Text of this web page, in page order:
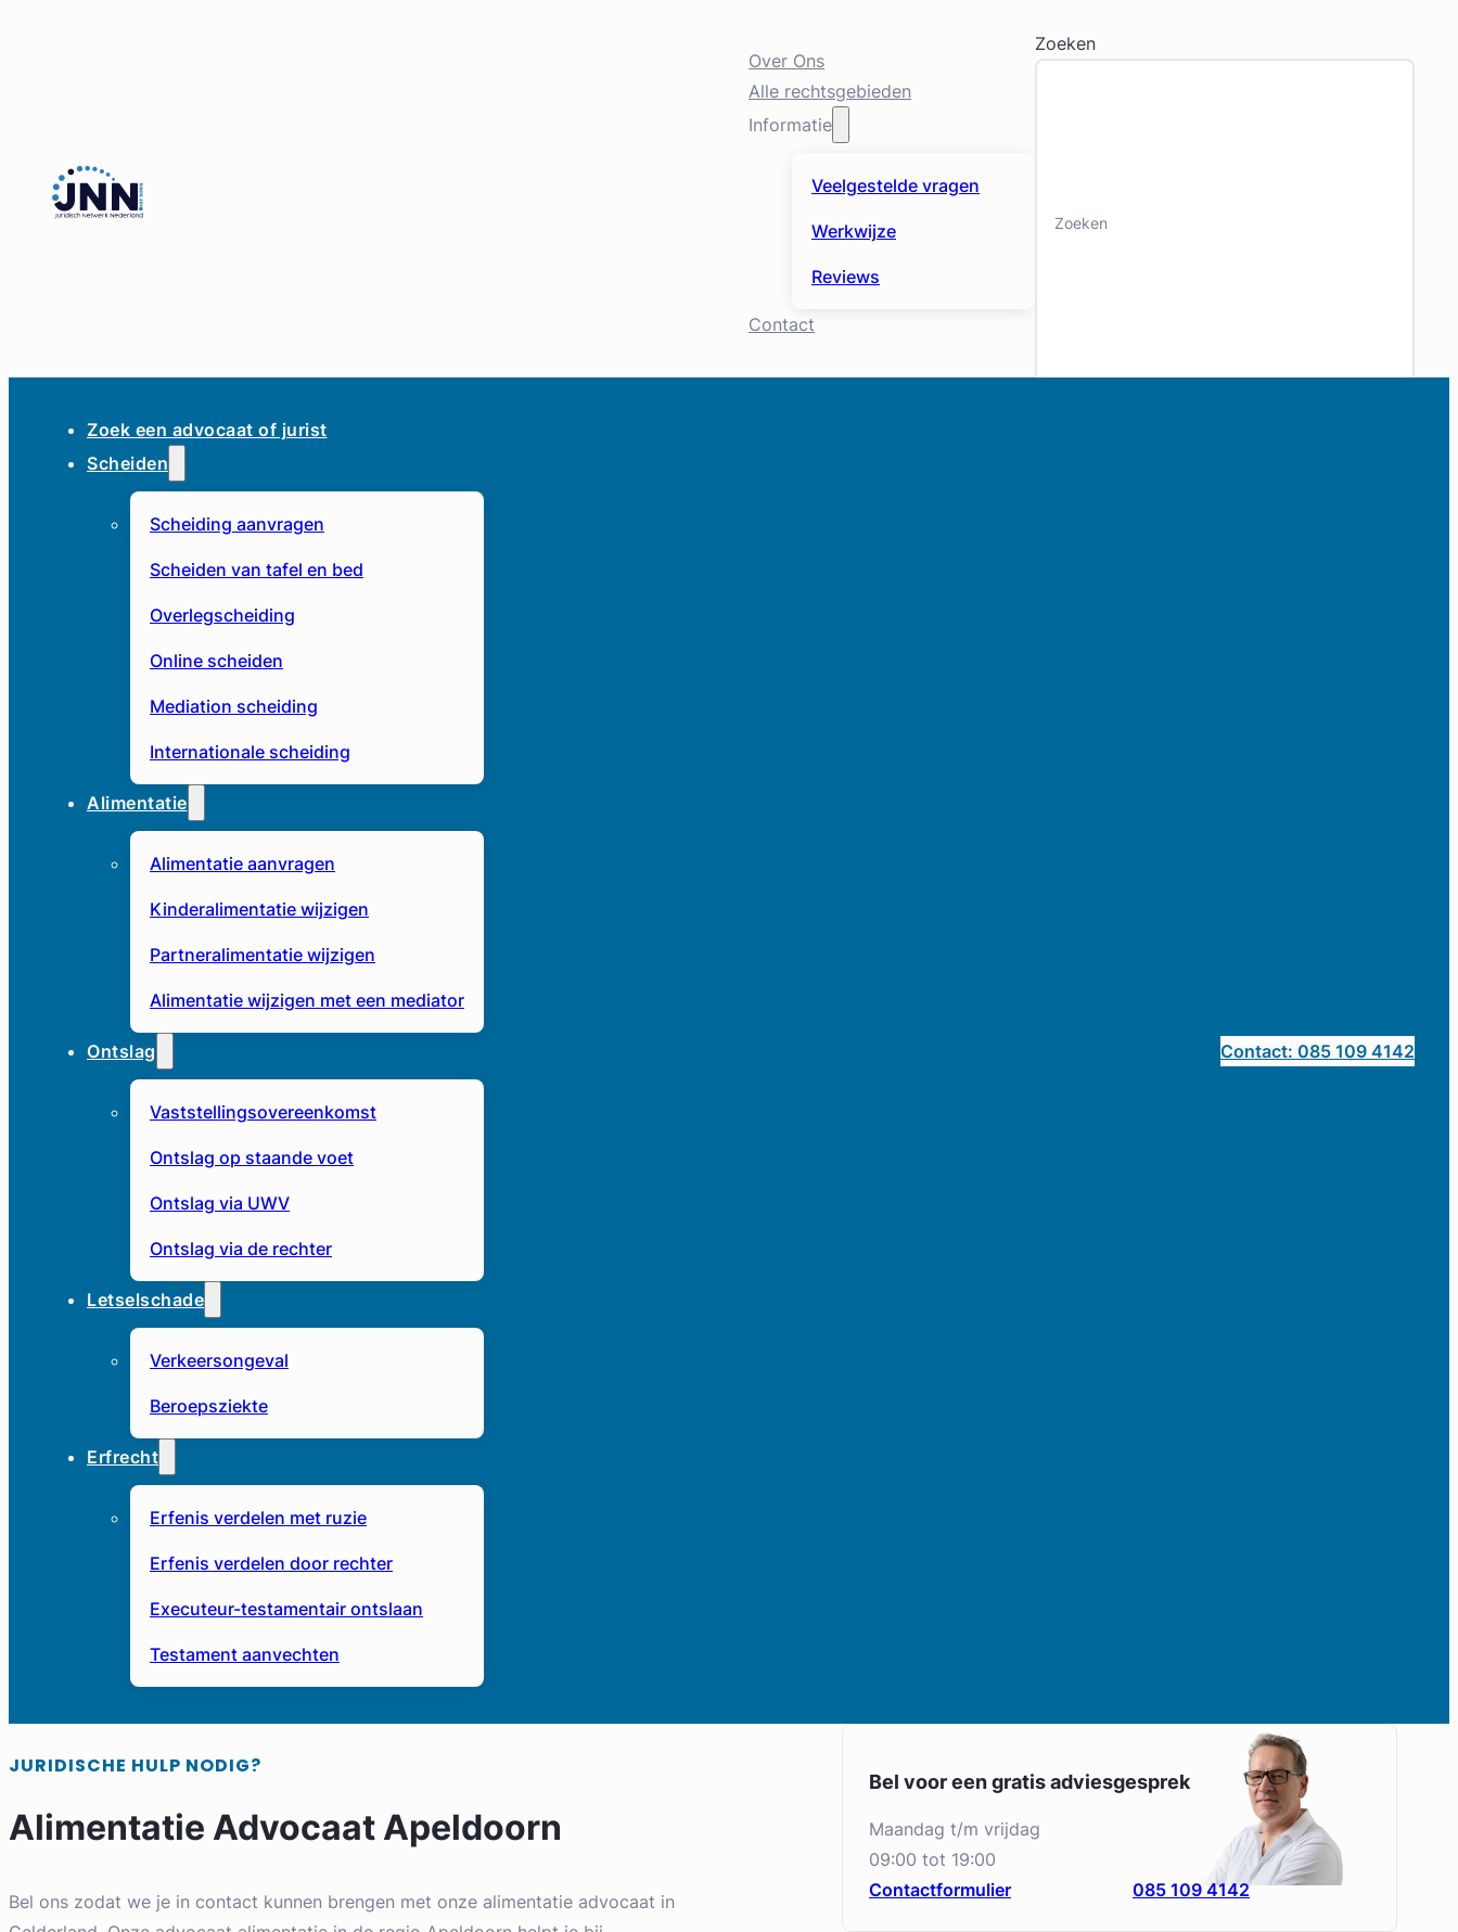
Over Ons
Alle rechtsgebieden
Informatie
Veelgestelde vragen
Werkwijze
Reviews
Contact
Zoeken
Zoek een advocaat of jurist
Scheiden
Scheiding aanvragen
Scheiden van tafel en bed
Overlegscheiding
Online scheiden
Mediation scheiding
Internationale scheiding
Alimentatie
Alimentatie aanvragen
Kinderalimentatie wijzigen
Partneralimentatie wijzigen
Alimentatie wijzigen met een mediator
Ontslag
Vaststellingsovereenkomst
Ontslag op staande voet
Ontslag via UWV
Ontslag via de rechter
Letselschade
Verkeersongeval
Beroepsziekte
Erfrecht
Erfenis verdelen met ruzie
Erfenis verdelen door rechter
Executeur-testamentair ontslaan
Testament aanvechten
Contact: 085 109 4142
JURIDISCHE HULP NODIG?
Alimentatie Advocaat Apeldoorn
Bel ons zodat we je in contact kunnen brengen met onze alimentatie advocaat in
Bel voor een gratis adviesgesprek
maandag t/m vrijdag
09:00 tot 19:00
Contactformulier
085 109 4142